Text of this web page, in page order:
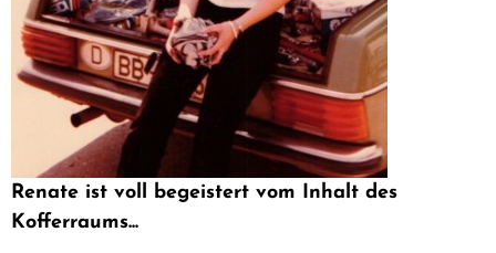
Renate ist voll begeistert vom Inhalt des
Kofferraums...